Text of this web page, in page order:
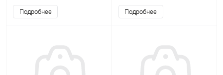
Подробнее Подробнее